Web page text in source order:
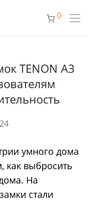
0
TENON A3
умного дома
как выбросить
На
стали